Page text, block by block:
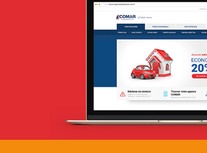
Marketing Digital & Com 360°